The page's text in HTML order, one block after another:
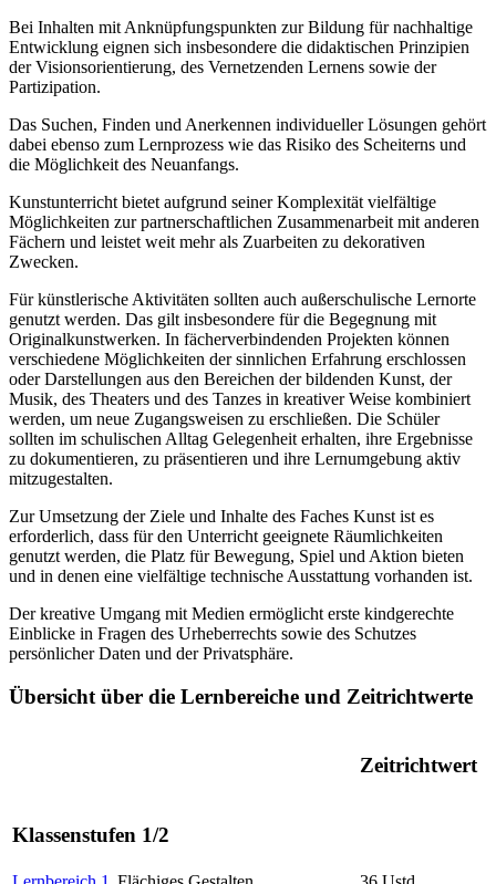
Bei Inhalten mit Anknüpfungspunkten zur Bildung für nachhaltige
Entwicklung eignen sich insbesondere die didaktischen Prinzipien
der Visionsorientierung, des Vernetzenden Lernens sowie der
Partizipation.
Das Suchen, Finden und Anerkennen individueller Lösungen gehört
dabei ebenso zum Lernprozess wie das Risiko des Scheiterns und
die Möglichkeit des Neuanfangs.
Kunstunterricht bietet aufgrund seiner Komplexität vielfältige
Möglichkeiten zur partnerschaftlichen Zusammenarbeit mit anderen
Fächern und leistet weit mehr als Zuarbeiten zu dekorativen
Zwecken.
Für künstlerische Aktivitäten sollten auch außerschulische Lernorte
genutzt werden. Das gilt insbesondere für die Begegnung mit
Originalkunstwerken. In fächerverbindenden Projekten können
verschiedene Möglichkeiten der sinnlichen Erfahrung erschlossen
oder Darstellungen aus den Bereichen der bildenden Kunst, der
Musik, des Theaters und des Tanzes in kreativer Weise kombiniert
werden, um neue Zugangsweisen zu erschließen. Die Schüler
sollten im schulischen Alltag Gelegenheit erhalten, ihre Ergebnisse
zu dokumentieren, zu präsentieren und ihre Lernumgebung aktiv
mitzugestalten.
Zur Umsetzung der Ziele und Inhalte des Faches Kunst ist es
erforderlich, dass für den Unterricht geeignete Räumlichkeiten
genutzt werden, die Platz für Bewegung, Spiel und Aktion bieten
und in denen eine vielfältige technische Ausstattung vorhanden ist.
Der kreative Umgang mit Medien ermöglicht erste kindgerechte
Einblicke in Fragen des Urheberrechts sowie des Schutzes
persönlicher Daten und der Privatsphäre.
Übersicht über die Lernbereiche und Zeitrichtwerte
Zeitrichtwert
Klassenstufen 1/2